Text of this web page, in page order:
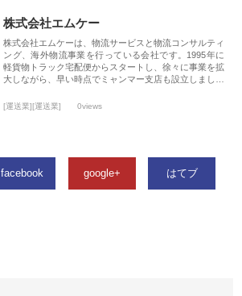
株式会社エムケー
株式会社エムケーは、物流サービスと物流コンサルティ
ング、海外物流事業を行っている会社です。1995年に
軽貨物トラック宅配便からスタートし、徐々に事業を拡
大しながら、早い時点でミャンマー支店も設立しまし…
[運送業][運送業] 0views
facebook google+ はてブ